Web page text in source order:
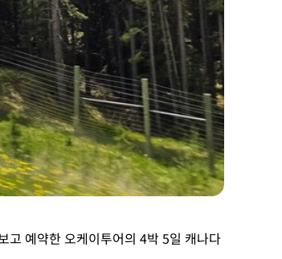
고 예약한 오케이투어의 4박 5일 캐나다